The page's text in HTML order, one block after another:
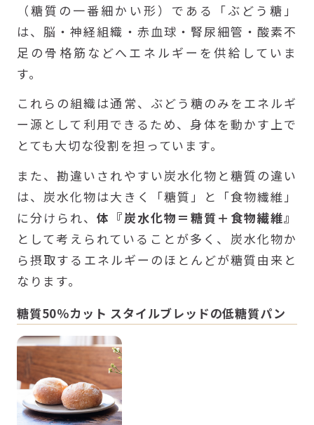
（糖質の一番細かい形）である「ぶどう糖」
は、脳・神経組織・赤血球・腎尿細管・酸素不
足の骨格筋などへエネルギーを供給していま
す。
これらの組織は通常、ぶどう糖のみをエネルギ
ー源として利用できるため、身体を動かす上で
とても大切な役割を担っています。
また、勘違いされやすい炭水化物と糖質の違い
は、炭水化物は大きく「糖質」と「食物繊維」
に分けられ、体『炭水化物＝糖質＋食物繊維』
として考えられていることが多く、炭水化物か
ら摂取するエネルギーのほとんどが糖質由来と
なります。
糖質50％カット スタイルブレッドの低糖質パン